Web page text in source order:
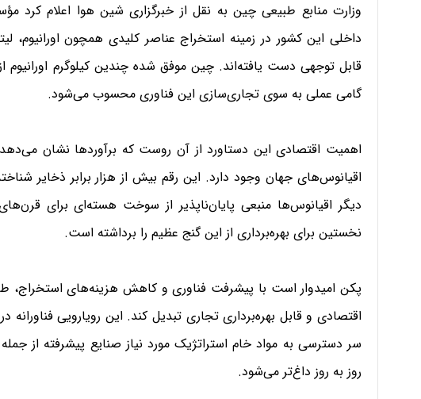
وزارت منابع طبیعی چین به نقل از خبرگزاری شین هوا اعلام کرد
داخلی این کشور در زمینه استخراج عناصر کلیدی همچون اورانیوم،
قابل توجهی دست یافته‌اند. چین موفق شده چندین کیلوگرم
گامی عملی به سوی تجاری‌سازی این فناوری محسوب می‌شود.
اقیانوس‌های جهان وجود دارد. این رقم بیش از هزار برابر ذخایر
دیگر اقیانوس‌ها منبعی پایان‌ناپذیر از سوخت هسته‌ای برای
نخستین برای بهره‌برداری از این گنج عظیم را برداشته است.
پکن امیدوار است با پیشرفت فناوری و کاهش هزینه‌های استخراج،
اقتصادی و قابل بهره‌برداری تجاری تبدیل کند. این رویارویی
سر دسترسی به مواد خام استراتژیک مورد نیاز صنایع پیشرفته از
روز به روز داغ‌تر می‌شود.